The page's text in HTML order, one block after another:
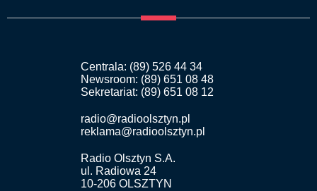
Centrala: (89) 526 44 34
Newsroom: (89) 651 08 48
Sekretariat: (89) 651 08 12
radio@radioolsztyn.pl
reklama@radioolsztyn.pl
Radio Olsztyn S.A.
ul. Radiowa 24
10-206 OLSZTYN